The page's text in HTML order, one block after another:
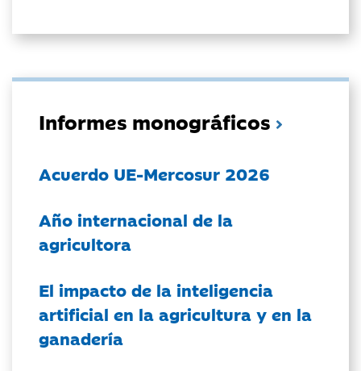
Informes monográficos
Acuerdo UE-Mercosur 2026
Año internacional de la
agricultora
El impacto de la inteligencia
artificial en la agricultura y en la
ganadería